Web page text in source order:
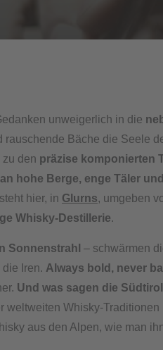
unweigerlich in die
rauschende Bäche die Seele
den präzise komponierten
hohe Berge, enge Täler
hier, in Glurns, umgeben
Whisky-Destillerie.
Sonnenstrahl – schwärmen
Iren. Always bold, never
Und was sagen die
weltweiten Whisky-Traditionen
aus den Alpen, wie man